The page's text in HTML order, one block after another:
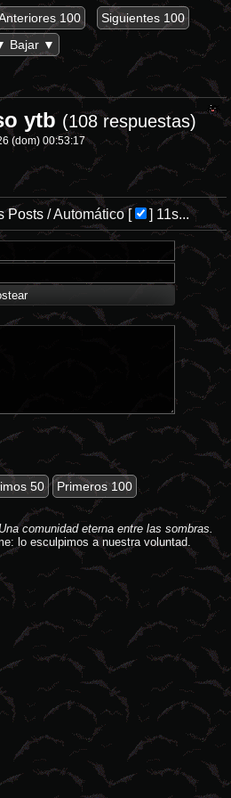
100
Siguientes 100
Bajar ▼
ytb (108 respuestas)
(dom) 00:53:17
Posts/Automático[ ] 11s...
50 Primeros 100
Una comunidad eterna entre las sombras.
lo esculpimos a nuestra voluntad.